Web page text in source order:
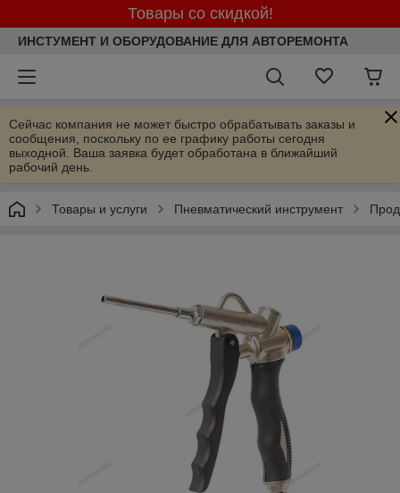
Товары со скидкой!
ИНСТУМЕНТ И ОБОРУДОВАНИЕ ДЛЯ АВТОРЕМОНТА
Сейчас компания не может быстро обрабатывать заказы и
сообщения, поскольку по ее графику работы сегодня
выходной. Ваша заявка будет обработана в ближайший
рабочий день.
Товары и услуги Пневматический инструмент